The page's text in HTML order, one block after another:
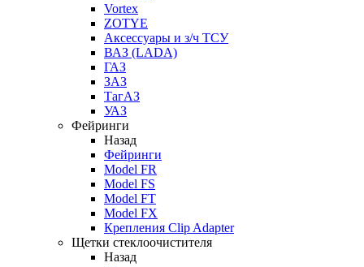
Vortex
ZOTYE
Аксессуары и з/ч ТСУ
ВАЗ (LADA)
ГАЗ
ЗАЗ
ТагАЗ
УАЗ
Фейринги
Назад
Фейринги
Model FR
Model FS
Model FT
Model FX
Крепления Clip Adapter
Щетки стеклоочистителя
Назад